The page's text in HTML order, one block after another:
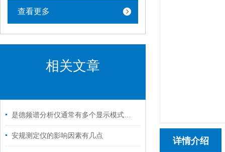
查看更多
相关文章
是德频谱分析仪通常有多个显示模式，包括对数型和线性型
安规测定仪的影响因素有几点
详情介绍